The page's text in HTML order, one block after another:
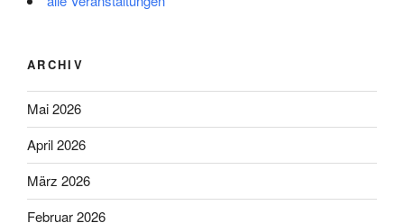
ARCHIV
Mai 2026
April 2026
März 2026
Februar 2026